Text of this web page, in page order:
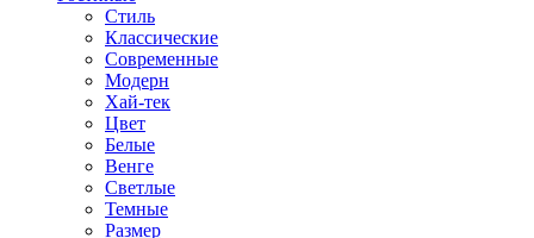
Стиль
Классические
Современные
Модерн
Хай-тек
Цвет
Белые
Венге
Светлые
Темные
Размер